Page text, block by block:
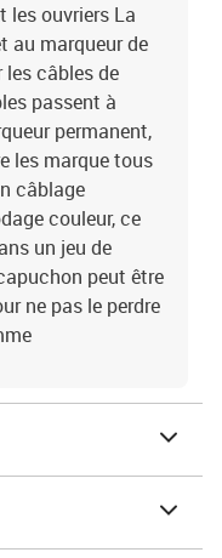
les ouvriers La
au marqueur de
les câbles de
passent à
permanent,
les marque tous
câblage
couleur, ce
un jeu de
peut être
ne pas le perdre